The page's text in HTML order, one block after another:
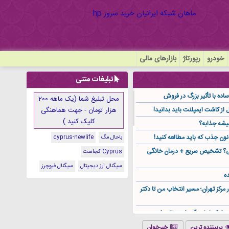
خودرو رپورتاژ بازارهای مالی
با تأثیر بزرگ در فروش
جذابه؟
جذب که باید مطالعه کنید!
تشخیص سریع + درمان خانگی
مرکز تهران؛ مسیر انتخاب من تا دکتر
کجا باید آن را مستقیم از
تبلیغات متنی
محل تبلیغ شما (یک ماهه 200
هزار تومان - جهت هماهنگی
کلیک کنید )
باحال مگ
cyprus-newlife
Cyprus کجاست
سیگنال ارز دیجیتال
سیگنال فیوچرز